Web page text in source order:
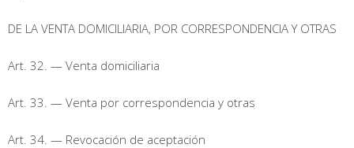
DE LA VENTA DOMICILIARIA, POR CORRESPONDENCIA Y OTRAS
Art. 32. — Venta domiciliaria
Art. 33. — Venta por correspondencia y otras
Art. 34. — Revocación de aceptación